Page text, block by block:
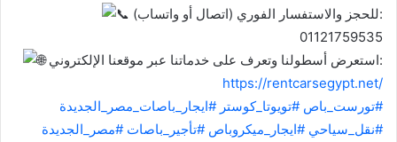
للحجز والاستفسار الفوري (اتصال أو واتساب):
01121759535
استعرض أسطولنا وتعرف على خدماتنا عبر موقعنا الإلكتروني:
https://rentcarsegypt.net/
#تورست_باص #تويوتا_كوستر #ايجار_باصات_مصر_الجديدة
#نقل_سياحي #ايجار_ميكروباص #تأجير_باصات #مصر_الجديدة